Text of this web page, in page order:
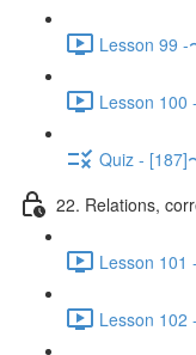
Lesson 99 -
Lesson 100
Quiz - [187]
22. Relations,
Lesson 101
Lesson 102